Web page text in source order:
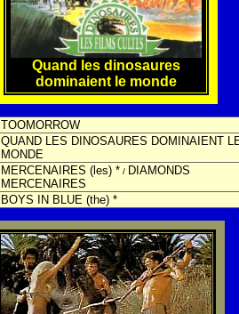
Quand les dinosaures
dominaient le monde
TOOMORROW
QUAND LES DINOSAURES DOMINAIENT
MONDE
MERCENAIRES (les) */ DIAMONDS
MERCENAIRES
BOYS IN BLUE (the) *